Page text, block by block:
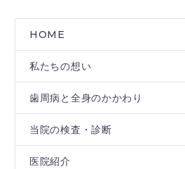
HOME
私たちの想い
歯周病と全身のかかわり
当院の検査・診断
医院紹介